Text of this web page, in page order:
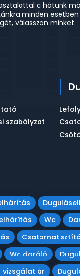
a hátunk
minden
válasszon minket.
szabályzat
Wc
Wc daráló
vizsgálat ár